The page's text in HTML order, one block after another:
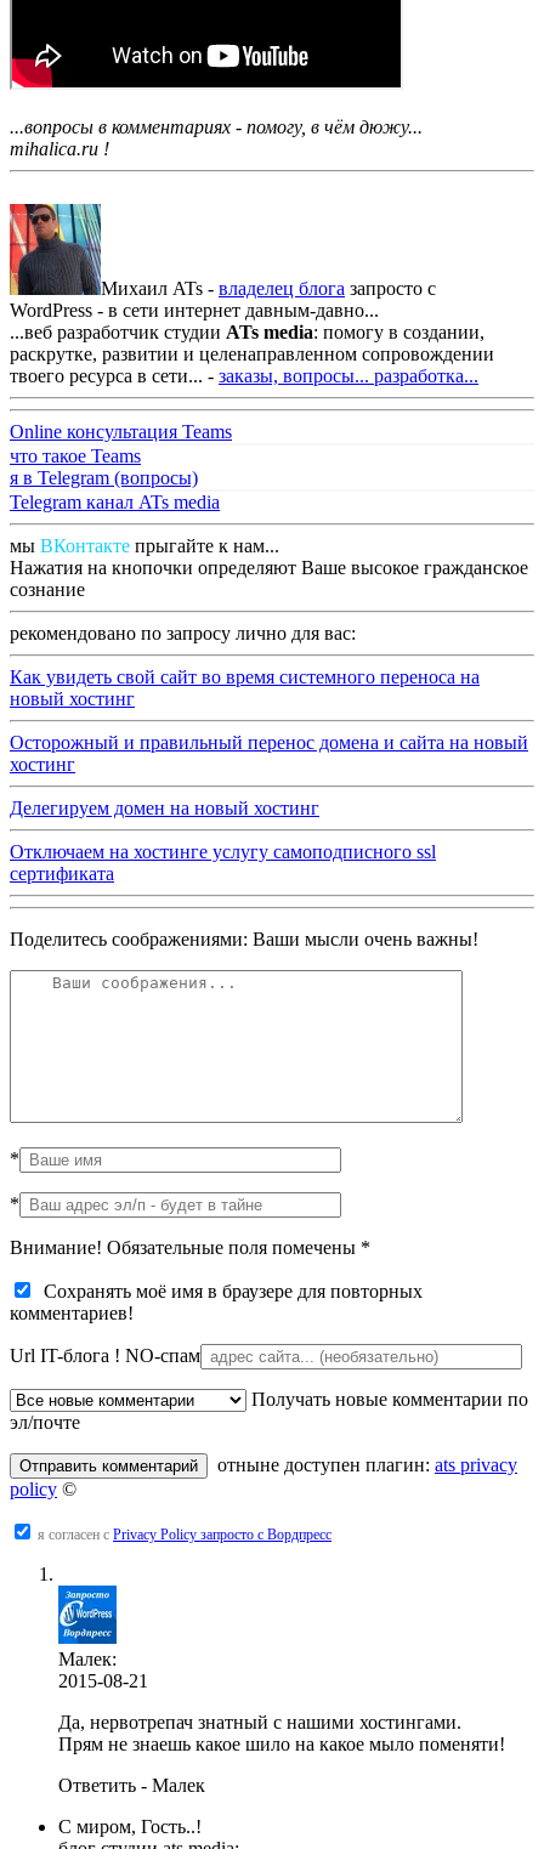
...вопросы в комментариях - помогу, в чём дюжу...
mihalica.ru !
Михаил ATs - владелец блога запросто с
WordPress - в сети интернет давным-давно...
...веб разработчик студии ATs media: помогу в создании,
раскрутке, развитии и целенаправленном сопровождении
твоего ресурса в сети... - заказы, вопросы... разработка...
Online консультация Teams
что такое Teams
я в Telegram (вопросы)
Telegram канал ATs media
мы ВКонтакте прыгайте к нам...
Нажатия на кнопочки определяют Ваше высокое гражданское
сознание
рекомендовано по запросу лично для вас:
Как увидеть свой сайт во время системного переноса на
новый хостинг
Осторожный и правильный перенос домена и сайта на новый
хостинг
Делегируем домен на новый хостинг
Отключаем на хостинге услугу cамоподписного ssl
сертификата
Поделитесь соображениями: Ваши мысли очень важны!
*
*
Внимание! Обязательные поля помечены *
Сохранять моё имя в браузере для повторных
комментариев!
Url IT-блога ! NO-спам
Получать новые комментарии по
эл/почте
отныне доступен плагин: ats privacy
policy ©
я согласен с Privacy Policy запросто с Вордпресс
Малек:
2015-08-21
Да, нервотрепач знатный с нашими хостингами.
Прям не знаешь какое шило на какое мыло поменяти!
Ответить - Малек
С миром, Гость..!